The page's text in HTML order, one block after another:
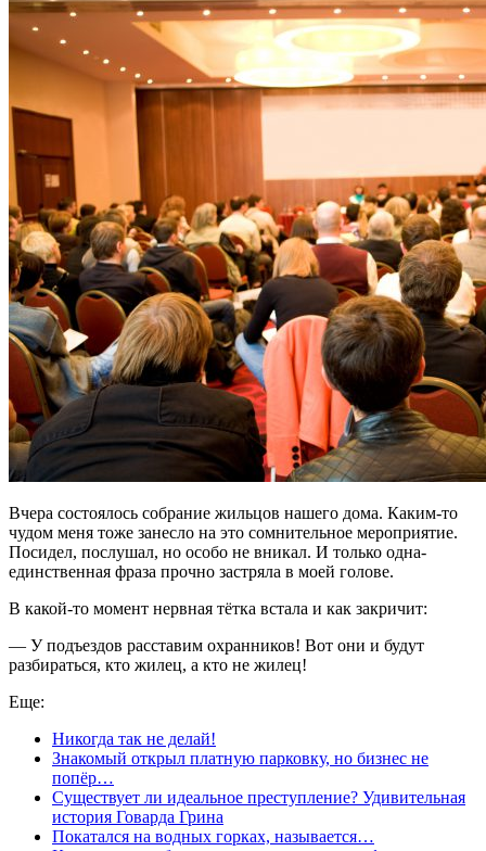
Вчера состоялось собрание жильцов нашего дома. Каким-то
чудом меня тоже занесло на это сомнительное мероприятие.
Посидел, послушал, но особо не вникал. И только одна-
единственная фраза прочно застряла в моей голове.
В какой-то момент нервная тётка встала и как закричит:
— У подъездов расставим охранников! Вот они и будут
разбираться, кто жилец, а кто не жилец!
Еще:
Никогда так не делай!
Знакомый открыл платную парковку, но бизнес не
попёр…
Существует ли идеальное преступление? Удивительная
история Говарда Грина
Покатался на водных горках, называется…